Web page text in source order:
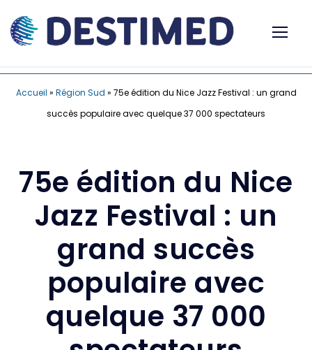
Accueil » Région Sud » 75e édition du Nice Jazz Festival : un grand
succès populaire avec quelque 37 000 spectateurs
75e édition du Nice
Jazz Festival : un
grand succès
populaire avec
quelque 37 000